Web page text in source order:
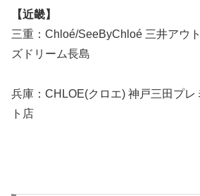
【近畿】
三重：Chloé/SeeByChloé 三井アウ
ズドリーム長島
兵庫：CHLOE(クロエ) 神戸三田プレ
ト店